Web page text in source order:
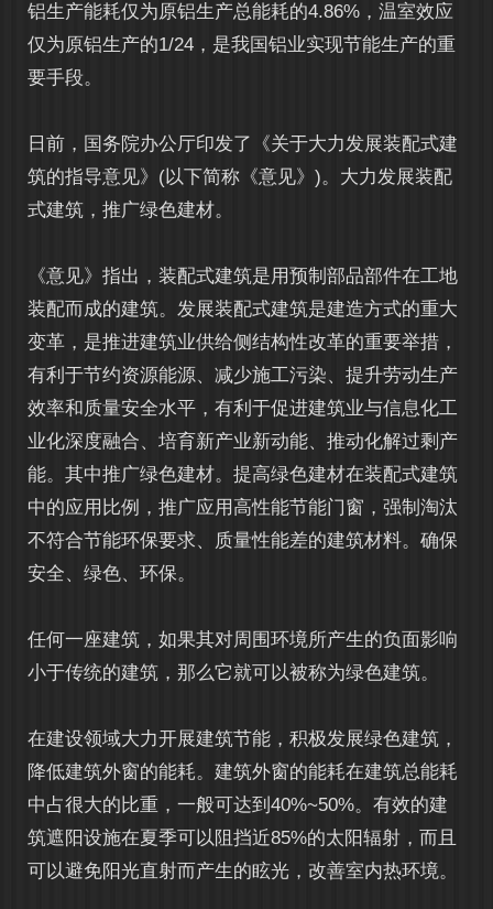
铝生产能耗仅为原铝生产总能耗的4.86%，温室效应
仅为原铝生产的1/24，是我国铝业实现节能生产的重
要手段。
日前，国务院办公厅印发了《关于大力发展装配式建
筑的指导意见》(以下简称《意见》)。大力发展装配
式建筑，推广绿色建材。
《意见》指出，装配式建筑是用预制部品部件在工地
装配而成的建筑。发展装配式建筑是建造方式的重大
变革，是推进建筑业供给侧结构性改革的重要举措，
有利于节约资源能源、减少施工污染、提升劳动生产
效率和质量安全水平，有利于促进建筑业与信息化工
业化深度融合、培育新产业新动能、推动化解过剩产
能。其中推广绿色建材。提高绿色建材在装配式建筑
中的应用比例，推广应用高性能节能门窗，强制淘汰
不符合节能环保要求、质量性能差的建筑材料。确保
安全、绿色、环保。
任何一座建筑，如果其对周围环境所产生的负面影响
小于传统的建筑，那么它就可以被称为绿色建筑。
在建设领域大力开展建筑节能，积极发展绿色建筑，
降低建筑外窗的能耗。建筑外窗的能耗在建筑总能耗
中占很大的比重，一般可达到40%~50%。有效的建
筑遮阳设施在夏季可以阻挡近85%的太阳辐射，而且
可以避免阳光直射而产生的眩光，改善室内热环境。